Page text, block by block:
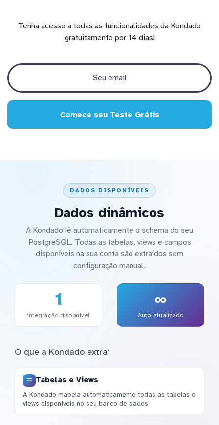
Tenha acesso a todas as funcionalidades da Kondado
gratuitamente por 14 dias!
Comece seu Teste Grátis
DADOS DISPONÍVEIS
Dados dinâmicos
A Kondado lê automaticamente o schema do seu
PostgreSQL. Todas as tabelas, views e campos
disponíveis na sua conta são extraídos sem
configuração manual.
1
integração disponível
∞
Auto-atualizado
O que a Kondado extrai
Tabelas e Views
A Kondado mapeia automaticamente todas as tabelas e
views disponíveis no seu banco de dados